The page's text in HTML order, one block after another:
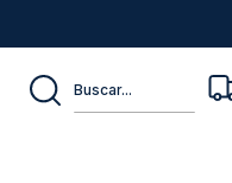
Buscar...